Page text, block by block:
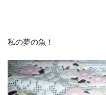
私の夢の魚！